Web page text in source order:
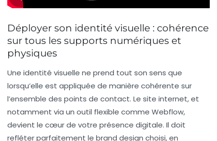
Déployer son identité visuelle : cohérence
sur tous les supports numériques et
physiques
Une identité visuelle ne prend tout son sens que
lorsqu’elle est appliquée de manière cohérente sur
l’ensemble des points de contact. Le site internet, et
notamment via un outil flexible comme Webflow,
devient le cœur de votre présence digitale. Il doit
refléter parfaitement le brand design choisi, en